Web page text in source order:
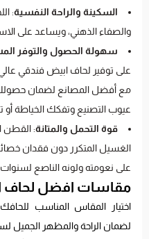
السكينة والراحة النفسية:
والصفاء الذهني، ويساعد على
سهولة الحصول والتوفر
على توفير لحاف ابيض فندقي
مع أفضل المصانع لضمان
عيوب التصنيع وتفكك الخياطة أو
قوة التحمل والمتانة: القطن
الغسيل المتكرر دون فقدان
على نعومته ولونه الناصع
مقاسات افضل لحاف
اختيار المقاس المناسب
لضمان الراحة والمظهر الجميل